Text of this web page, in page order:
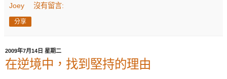
Joey 沒有留言:
分享
2009年7月14日 星期二
在逆境中，找到堅持的理由